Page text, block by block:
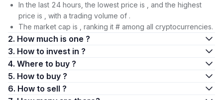
In the last 24 hours, the lowest price is , and the highest
price is , with a trading volume of .
The market cap is , ranking it # among all cryptocurrencies.
2. How much is one ?
3. How to invest in ?
4. Where to buy ?
5. How to buy ?
6. How to sell ?